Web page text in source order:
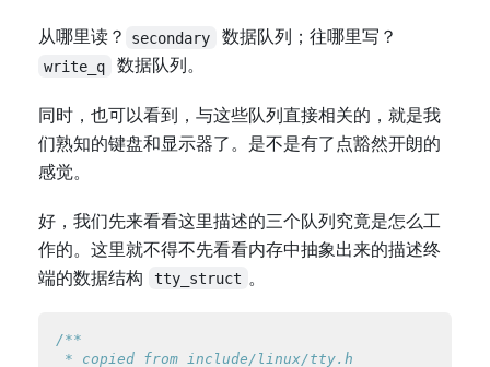
从哪里读？ secondary 数据队列；往哪里写？
write_q 数据队列。
同时，也可以看到，与这些队列直接相关的，就是我
们熟知的键盘和显示器了。是不是有了点豁然开朗的
感觉。
好，我们先来看看这里描述的三个队列究竟是怎么工
作的。这里就不得不先看看内存中抽象出来的描述终
端的数据结构
tty_struct 。